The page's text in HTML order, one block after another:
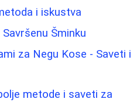
i iskustva
Šminku
za Negu Kose - Saveti i
metode i saveti za